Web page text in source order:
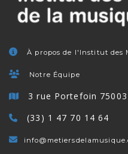
À propos de l'Institut des
Notre Équipe
3 rue Portefoin 75003
(33) 1 47 70 14 64